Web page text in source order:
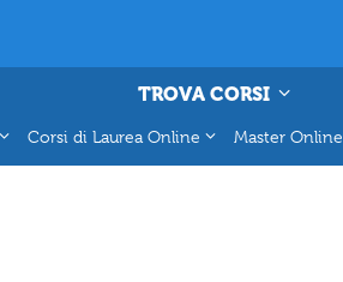
TROVA CORSI
Corsi di Laurea Online Master Online